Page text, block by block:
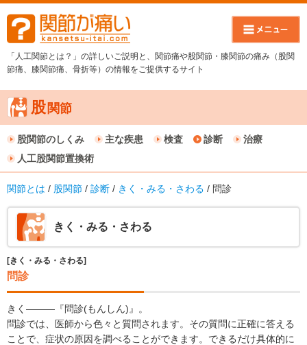
「人工関節とは？」の詳しいご説明と、関節痛や股関節・膝関節の痛み（股関
節痛、膝関節痛、骨折等）の情報をご提供するサイト
股 関節
股関節のしくみ 主な疾患 検査 診断
治療
人工股関節置換術
関節とは / 股関節 / 診断 / きく・みる・さわる / 問診
きく・みる・さわる
[きく・みる・さわる]
問診
きく―――『問診(もんしん)』。
問診では、医師から色々と質問されます。その質問に正確に答える
ことで、症状の原因を調べることができます。できるだけ具体的に